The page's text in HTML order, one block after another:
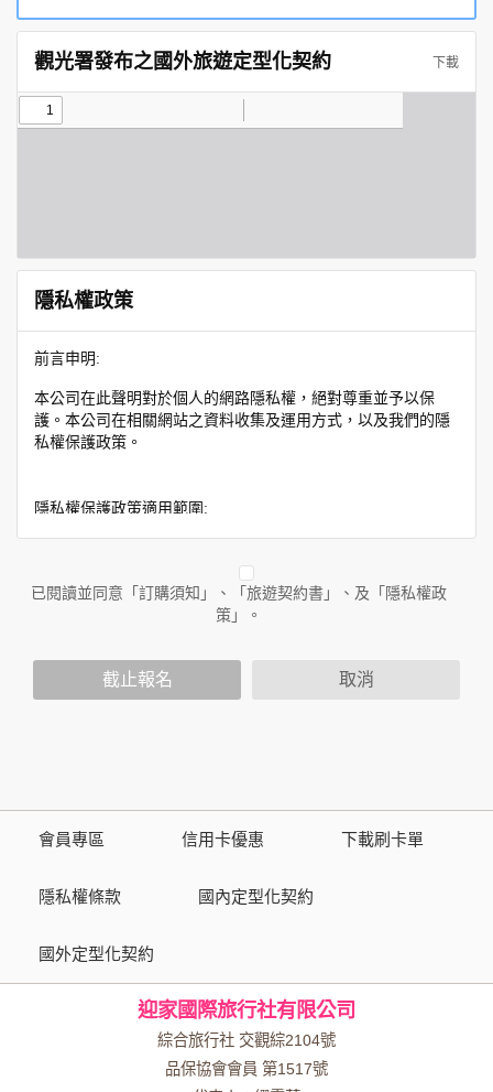
觀光署發布之國外旅遊定型化契約 下載
隱私權政策
前言申明:
本公司在此聲明對於個人的網路隱私權，絕對尊重並予以保
護。本公司在相關網站之資料收集及運用方式，以及我們的隱
私權保護政策。
隱私權保護政策適用範圍:
務時收集到的身份識別資料，也包括本公司如何處理在商業合
作與本公司合作時分享的任何身份識別資料。隱私權保護政策
不適用於本公司以外的公司或網站群，與非本站所僱用或管理
放連結的廠商也可能蒐集您個人的資料。對於您主動提供的個
人資訊，這些廣告廠商或連結網站有其個別的隱私權保護政
策，其資料處理措施不適用於本公司隱私權保護政策。
資料的蒐集與使用方式:
為了在本網站提供您最佳的互動性服務，可能會請您提供相關
本網站在您使用服務信箱、問卷調查等互動性功能時，會保留
於一般瀏覽時，伺服器會自行記錄相關行徑，包括您使用連線
設備的 IP 位址、使用時間、使用的瀏覽器、瀏覽及點選資料記
錄等，做為我們增進網站服務的參考依據，此記錄為內部應
用，決不對外公布。
已閱讀並同意「訂購須知」、「旅遊契約書」、及「隱私權政
策」。
截止報名 取消
會員專區 信用卡優惠 下載刷卡單
隱私權條款 國內定型化契約
國外定型化契約
迎家國際旅行社有限公司
綜合旅行社 交觀綜2104號
品保協會會員 第1517號